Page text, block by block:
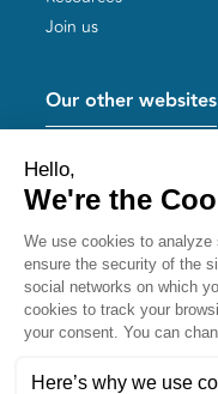
Join us
Our other websites
Mémoires vives
Useful links
Shoah Memorial
The Milles camp